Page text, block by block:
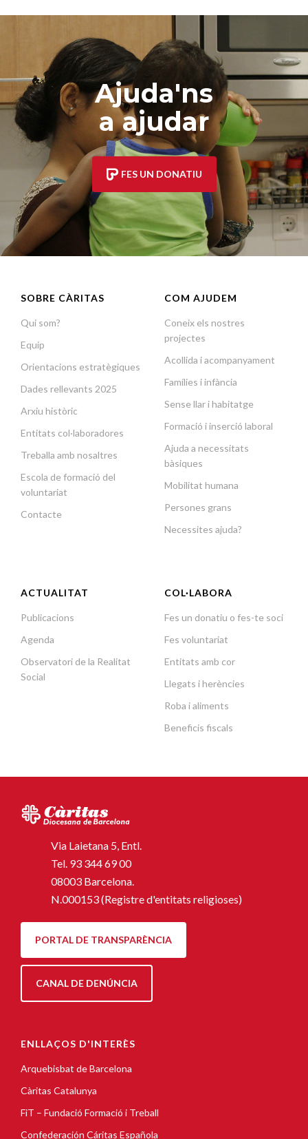
Ajuda'ns
a ajudar
FES UN DONATIU
SOBRE CÀRITAS
Qui som?
Equip
Orientacions estratègiques
Dades rellevants 2025
Arxiu històric
Entitats col·laboradores
Treballa amb nosaltres
Escola de formació del
voluntariat
Contacte
COM AJUDEM
Coneix els nostres
projectes
Acollida i acompanyament
Famílies i infància
Sense llar i habitatge
Formació i inserció laboral
Ajuda a necessitats
bàsiques
Mobilitat humana
Persones grans
Necessites ajuda?
ACTUALITAT
Publicacions
Agenda
Observatori de la Realitat
Social
COL·LABORA
Fes un donatiu o fes-te soci
Fes voluntariat
Entitats amb cor
Llegats i herències
Roba i aliments
Beneficis fiscals
Via Laietana 5, Entl.
Tel. 93 344 69 00
08003 Barcelona.
N.000153 (Registre d'entitats religioses)
PORTAL DE TRANSPARÈNCIA
CANAL DE DENÚNCIA
ENLLAÇOS D'INTERÈS
Arquebisbat de Barcelona
Càritas Catalunya
FiT – Fundació Formació i Treball
Confederación Cáritas Española